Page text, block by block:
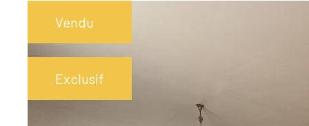
Vendu
Exclusif